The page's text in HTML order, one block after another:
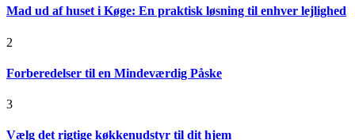
Mad ud af huset i Køge: En praktisk løsning til enhver lejlighed
2
Forberedelser til en Mindeværdig Påske
3
Vælg det rigtige køkkenudstyr til dit hjem